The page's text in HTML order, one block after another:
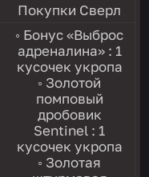
Покупки Сверл
◦ Бонус «Выброс
адреналина» : 1
кусочек укропа
◦ Золотой
помповый
дробовик
Sentinel : 1
кусочек укропа
◦ Золотая